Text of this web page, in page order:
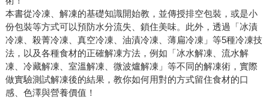
本書從冷凍、解凍的基礎知識開始教，並傳授排空包裝，或是小
份包裝等方式可以預防水分流失、鎖住美味。此外，透過「冰漬
冷凍、殺菁冷凍、真空冷凍、油漬冷凍、薄扁冷凍」等5種冷凍技
法，以及各種食材的正確解凍方法，例如「冰水解凍、流水解
凍、冷藏解凍、室溫解凍、微波爐解凍」等不同的解凍術，實際
做實驗測試解凍後的結果，教你如何用對的方式留住食材的口
感、色澤與營養價值！